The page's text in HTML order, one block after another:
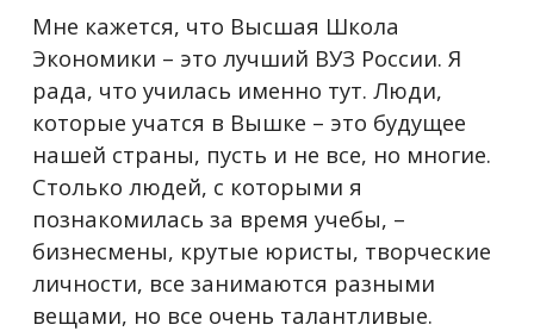
Мне кажется, что Высшая Школа
Экономики – это лучший ВУЗ России. Я
рада, что училась именно тут. Люди,
которые учатся в Вышке – это будущее
нашей страны, пусть и не все, но многие.
Столько людей, с которыми я
познакомилась за время учебы, –
бизнесмены, крутые юристы, творческие
личности, все занимаются разными
вещами, но все очень талантливые.